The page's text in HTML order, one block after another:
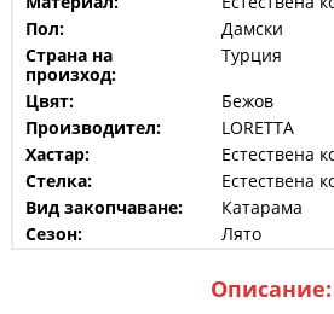
Пол:
Дамски
Страна на
произход:
Турция
Цвят:
Бежов
Производител:
LORETTA
Хастар:
Естествена
Стелка:
Естествена
Вид закопчаване:
Катарама
Сезон:
Лято
Описание: